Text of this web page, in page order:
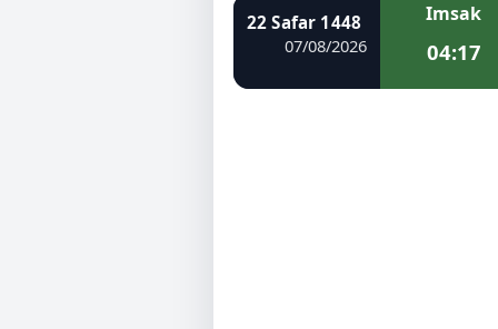
22 Safar 1448
07/08/2026
Imsak
04:17